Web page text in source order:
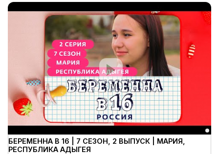
БЕРЕМЕННА В 16 | 7 СЕЗОН, 2 ВЫПУСК | МАРИЯ,
РЕСПУБЛИКА АДЫГЕЯ